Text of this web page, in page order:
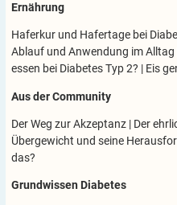
Ernährung
Haferkur und Hafertage bei
Ablauf und Anwendung im Alltag
essen bei Diabetes Typ 2? | Eis
Aus der Community
Der Weg zur Akzeptanz | Der
Übergewicht und seine
das?
Grundwissen Diabetes